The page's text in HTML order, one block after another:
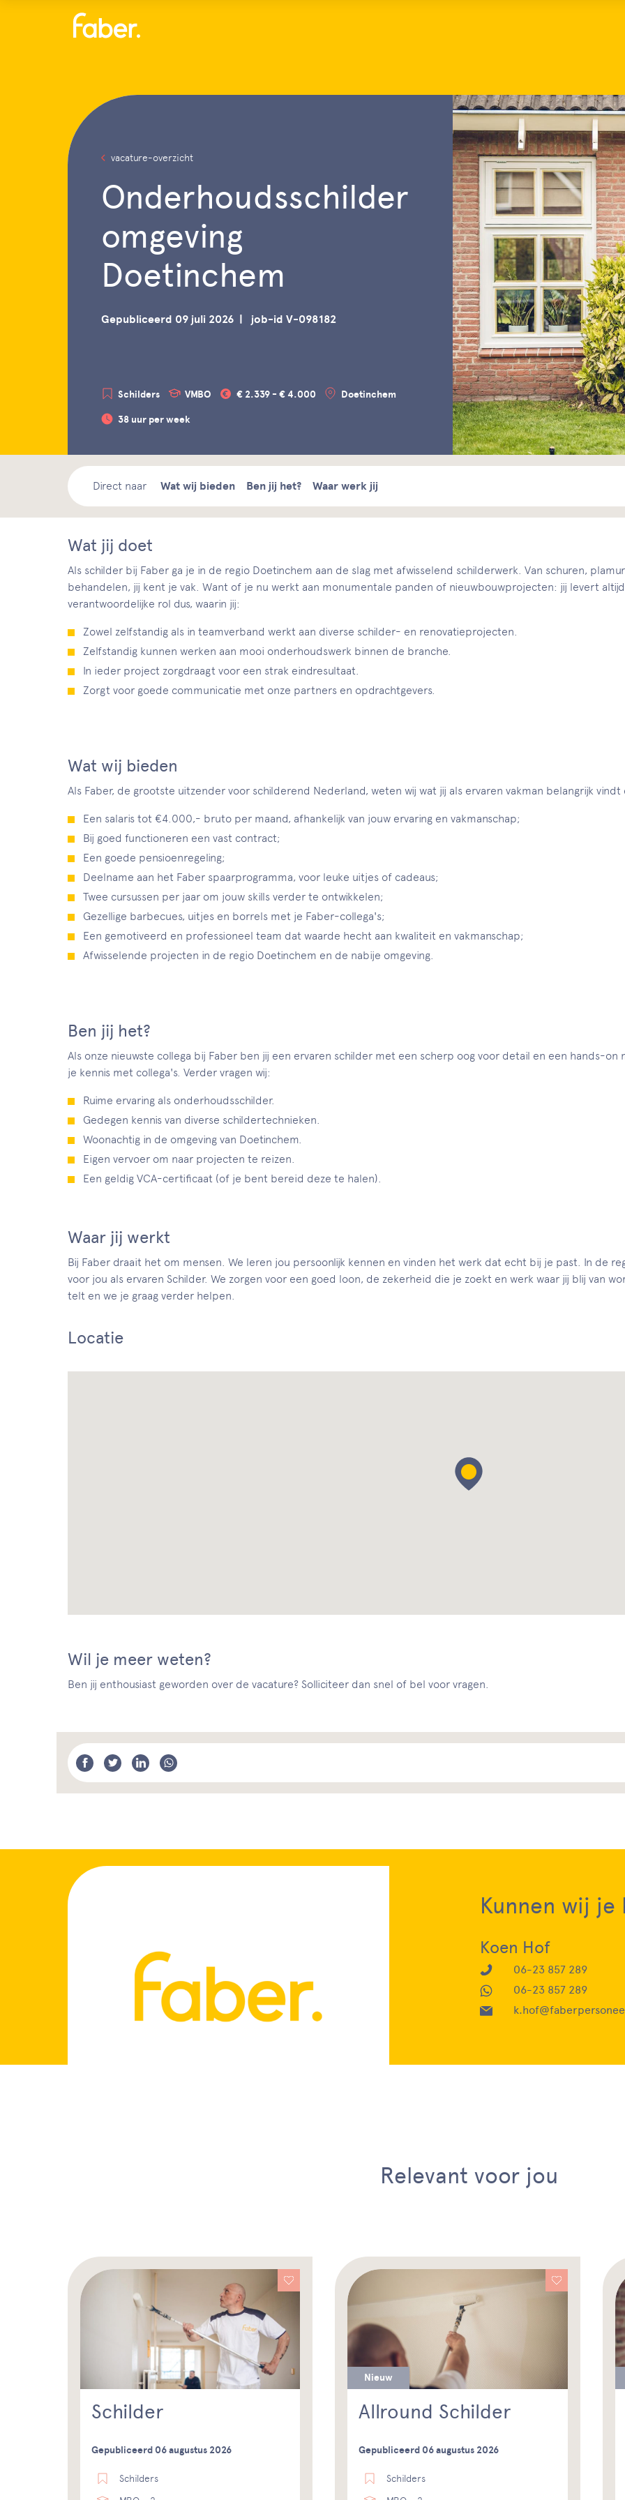
vacature-overzicht
Onderhoudsschilder
omgeving
Doetinchem
Gepubliceerd 09 juli 2026 job-id V-098182
Schilders VMBO € 2.339 - € 4.000 Doetinchem
38 uur per week
Direct naar Wat wij bieden Ben jij het? Waar werk jij
Wat jij doet
Als schilder bij Faber ga je in de regio Doetinchem aan de slag met afwisselend schilderwerk. Van schuren,
behandelen, jij kent je vak. Want of je nu werkt aan monumentale panden of nieuwbouwprojecten: jij levert
verantwoordelijke rol dus, waarin jij:
Zowel zelfstandig als in teamverband werkt aan diverse schilder- en renovatieprojecten.
Zelfstandig kunnen werken aan mooi onderhoudswerk binnen de branche.
In ieder project zorgdraagt voor een strak eindresultaat.
Zorgt voor goede communicatie met onze partners en opdrachtgevers.
Wat wij bieden
Als Faber, de grootste uitzender voor schilderend Nederland, weten wij wat jij als ervaren vakman belangrijk vindt
Een salaris tot €4.000,- bruto per maand, afhankelijk van jouw ervaring en vakmanschap;
Bij goed functioneren een vast contract;
Een goede pensioenregeling;
Deelname aan het Faber spaarprogramma, voor leuke uitjes of cadeaus;
Twee cursussen per jaar om jouw skills verder te ontwikkelen;
Gezellige barbecues, uitjes en borrels met je Faber-collega's;
Een gemotiveerd en professioneel team dat waarde hecht aan kwaliteit en vakmanschap;
Afwisselende projecten in de regio Doetinchem en de nabije omgeving.
Ben jij het?
Als onze nieuwste collega bij Faber ben jij een ervaren schilder met een scherp oog voor detail en een hands-
je kennis met collega's. Verder vragen wij:
Ruime ervaring als onderhoudsschilder.
Gedegen kennis van diverse schildertechnieken.
Woonachtig in de omgeving van Doetinchem.
Eigen vervoer om naar projecten te reizen.
Een geldig VCA-certificaat (of je bent bereid deze te halen).
Waar jij werkt
Bij Faber draait het om mensen. We leren jou persoonlijk kennen en vinden het werk dat echt bij je past. In de
voor jou als ervaren Schilder. We zorgen voor een goed loon, de zekerheid die je zoekt en werk waar jij blij van
telt en we je graag verder helpen.
Locatie
Wil je meer weten?
Ben jij enthousiast geworden over de vacature? Solliciteer dan snel of bel voor vragen.
Kunnen wij je
Koen Hof
06-23 857 289
06-23 857 289
Relevant voor jou
Schilder
Gepubliceerd 06 augustus 2026
Schilders
Nieuw
Allround Schilder
Gepubliceerd 06 augustus 2026
Schilders